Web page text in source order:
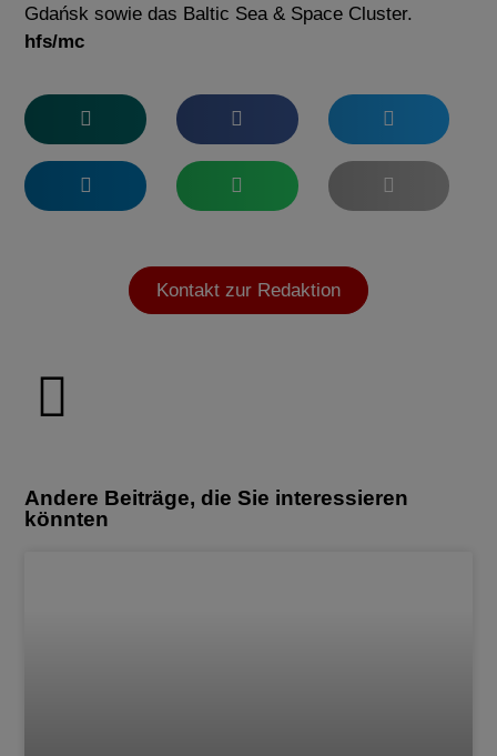
Gdańsk sowie das Baltic Sea & Space Cluster.
hfs/mc
Kontakt zur Redaktion
Andere Beiträge, die Sie interessieren
könnten